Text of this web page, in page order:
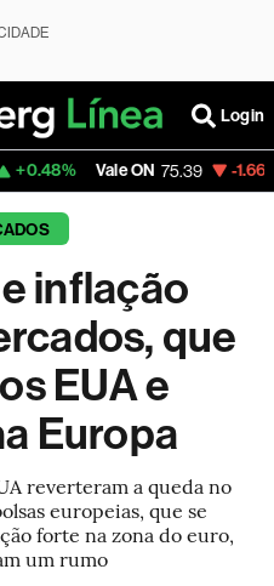
Login
Vale ON 75.39 -1.66% Itaú PN
inflação
que
EUA e
Europa
reverteram a queda no
europeias, que se
forte na zona do euro,
um rumo